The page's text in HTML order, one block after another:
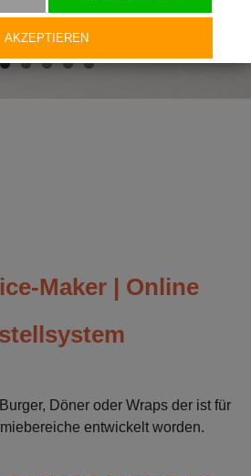
Maker | Online
Döner oder Wraps der ist für
entwickelt worden.
AKZEPTIEREN